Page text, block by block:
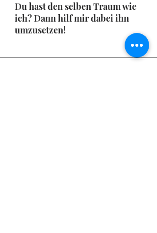
Du hast den selben Traum wie
ich? Dann hilf mir dabei ihn
umzusetzen!